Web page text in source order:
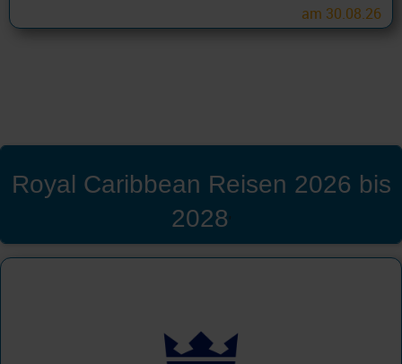
am 30.08.26
Royal Caribbean Reisen 2026 bis
2028'